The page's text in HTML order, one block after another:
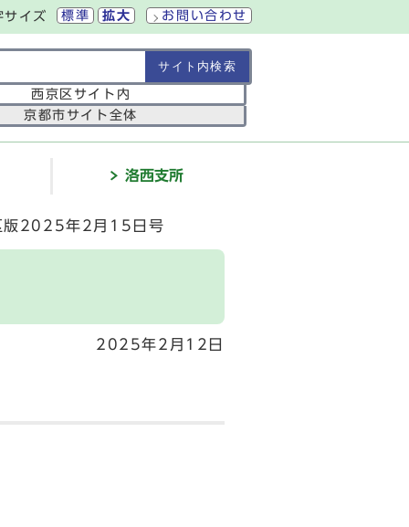
サイズ 標準 拡大 お問い合わせ
囲
西京区サイト内
京都市サイト全体
洛西支所
版2025年2月15日号
2025年2月12日